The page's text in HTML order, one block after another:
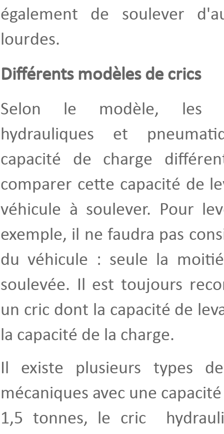
également de soulever
lourdes.
Différents modèles de crics
Selon le modèle, les
hydrauliques et
capacité de charge
comparer cette capacité de
véhicule à soulever. Pour
exemple, il ne faudra pas
du véhicule : seule la
soulevée. Il est toujours
un cric dont la capacité de
la capacité de la charge.
Il existe plusieurs types
mécaniques avec une
1,5 tonnes, le cric